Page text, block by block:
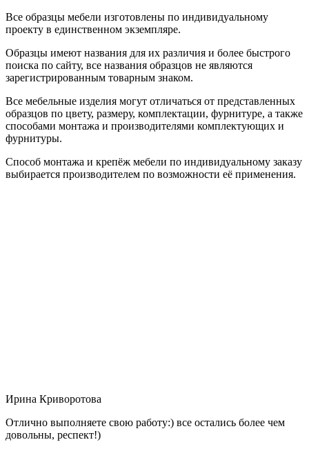
Все образцы мебели изготовлены по индивидуальному
проекту в единственном экземпляре.
Образцы имеют названия для их различия и более быстрого
поиска по сайту, все названия образцов не являются
зарегистрированным товарным знаком.
Все мебельные изделия могут отличаться от представленных
образцов по цвету, размеру, комплектации, фурнитуре, а также
способами монтажа и производителями комплектующих и
фурнитуры.
Способ монтажа и крепёж мебели по индивидуальному заказу
выбирается производителем по возможности её применения.
Ирина Криворотова
Отлично выполняете свою работу:) все остались более чем
довольны, респект!)